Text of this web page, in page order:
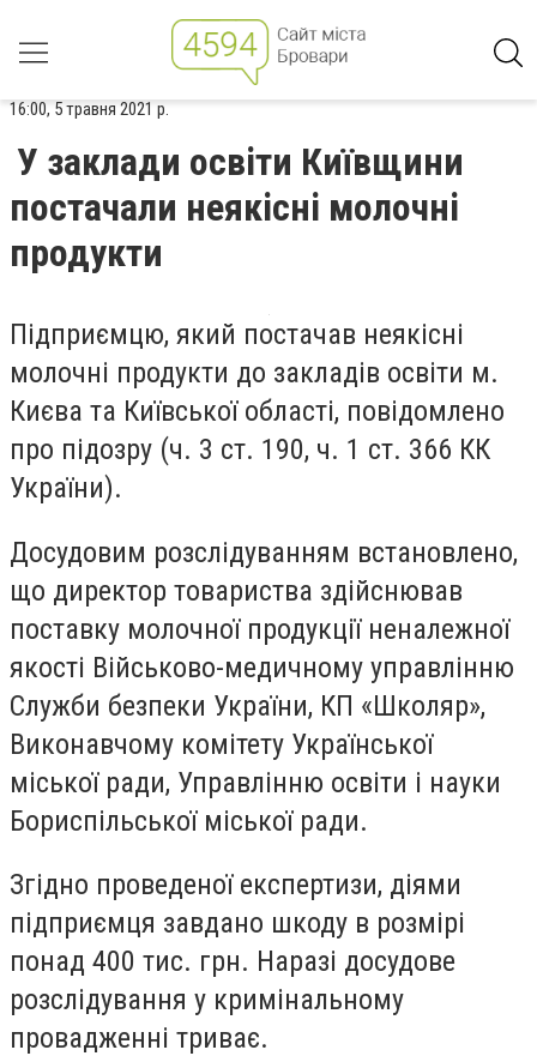
16:00, 5 травня 2021 р.
У заклади освіти Київщини
постачали неякісні молочні
продукти
Підприємцю, який постачав неякісні
молочні продукти до закладів освіти м.
Києва та Київської області, повідомлено
про підозру (ч. 3 ст. 190, ч. 1 ст. 366 КК
України).
Досудовим розслідуванням встановлено,
що директор товариства здійснював
поставку молочної продукції неналежної
якості Військово-медичному управлінню
Служби безпеки України, КП «Школяр»,
Виконавчому комітету Української
міської ради, Управлінню освіти і науки
Бориспільської міської ради.
Згідно проведеної експертизи, діями
підприємця завдано шкоду в розмірі
понад 400 тис. грн. Наразі досудове
розслідування у кримінальному
провадженні триває.